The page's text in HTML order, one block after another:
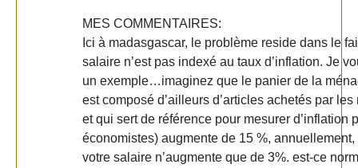
MES COMMENTAIRES:
Ici à madasgascar, le problème reside dans le
salaire n’est pas indexé au taux d’inflation. Je
un exemple…imaginez que le panier de la
est composé d’ailleurs d’articles achetés par les
et qui sert de référence pour mesurer d’inflation
économistes) augmente de 15 %,
votre salaire n’augmente que de 3%. est-ce